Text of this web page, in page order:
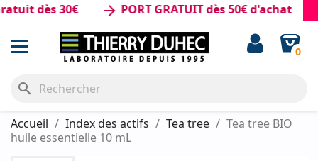
dès 30€ PORT GRATUIT dès 50€ d'achat
0
search
Accueil Index des actifs Tea tree
Tea tree BIO
huile essentielle 10 mL